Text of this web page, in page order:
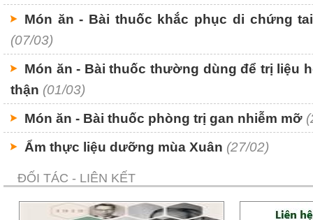
Món ăn - Bài thuốc khắc phục di chứng
(07/03)
Món ăn - Bài thuốc thường dùng để trị liệu
thận (01/03)
Món ăn - Bài thuốc phòng trị gan nhiễm mỡ
Ẩm thực liệu dưỡng mùa Xuân (27/02)
ĐỐI TÁC - LIÊN KẾT